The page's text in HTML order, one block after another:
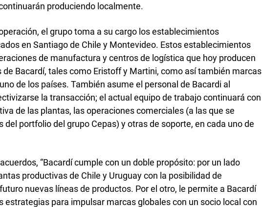
produciendo localmente.
el grupo toma a su cargo los establecimientos
en Santiago de Chile y Montevideo. Estos establecimientos
de manufactura y centros de logística que hoy producen
de Bacardí, tales como Eristoff y Martini, como así también marcas
de los países. También asume el personal de Bacardi al
la transacción; el actual equipo de trabajo continuará con
de las plantas, las operaciones comerciales (a las que se
del portfolio del grupo Cepas) y otras de soporte, en cada uno de
“Bacardí cumple con un doble propósito: por un lado
productivas de Chile y Uruguay con la posibilidad de
nuevas líneas de productos. Por el otro, le permite a Bacardí
estrategias para impulsar marcas globales con un socio local con